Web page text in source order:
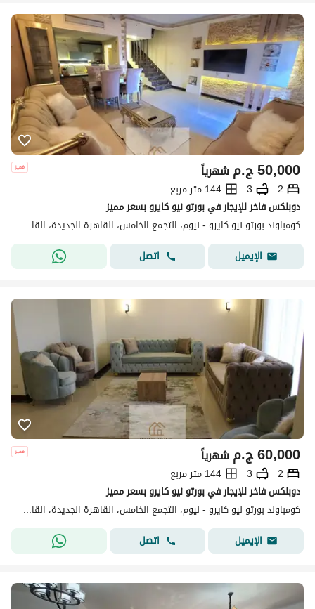
ج.م50,000 شهرياً
2
3
144 متر مربع
دوبلكس فاخر للإيجار في بورتو نيو كايرو بسعر مميز
كومباوند بورتو نيو كايرو - نيوم، التجمع الخامس، القاهرة الجديدة، القاهرة
الإيميل
اتصل
ج.م60,000 شهرياً
2
3
144 متر مربع
دوبلكس فاخر للإيجار في بورتو نيو كايرو بسعر مميز
كومباوند بورتو نيو كايرو - نيوم، التجمع الخامس، القاهرة الجديدة، القاهرة
الإيميل
اتصل